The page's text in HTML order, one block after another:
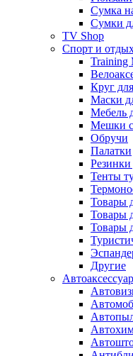
Сумка
Сумки
TV Shop
Спорт и
Training
Круг
Маски
Мебель
Мешки
Обручи
Палатки
Резинки
Тенты
Товары
Товары
Товары
Другие